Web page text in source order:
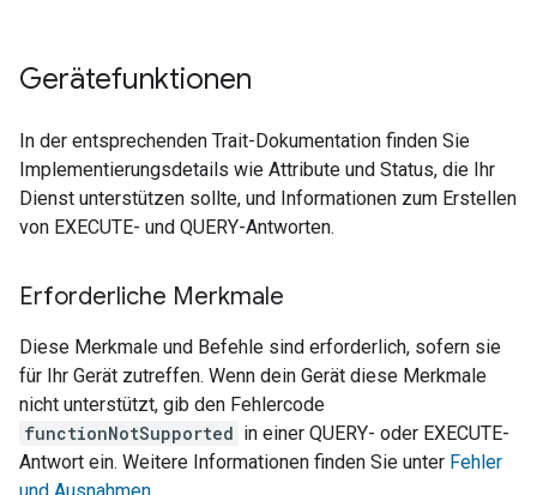
Gerätefunktionen
In der entsprechenden Trait-Dokumentation finden Sie
Implementierungsdetails wie Attribute und Status, die Ihr
Dienst unterstützen sollte, und Informationen zum Erstellen
von EXECUTE- und QUERY-Antworten.
Erforderliche Merkmale
Diese Merkmale und Befehle sind erforderlich, sofern sie
für Ihr Gerät zutreffen. Wenn dein Gerät diese Merkmale
nicht unterstützt, gib den Fehlercode
functionNotSupported in einer QUERY- oder EXECUTE-
Antwort ein. Weitere Informationen finden Sie unter Fehler